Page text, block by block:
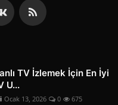
TV İzlemek İçin En İyi
U...
Ocak 13, 2026 0 675